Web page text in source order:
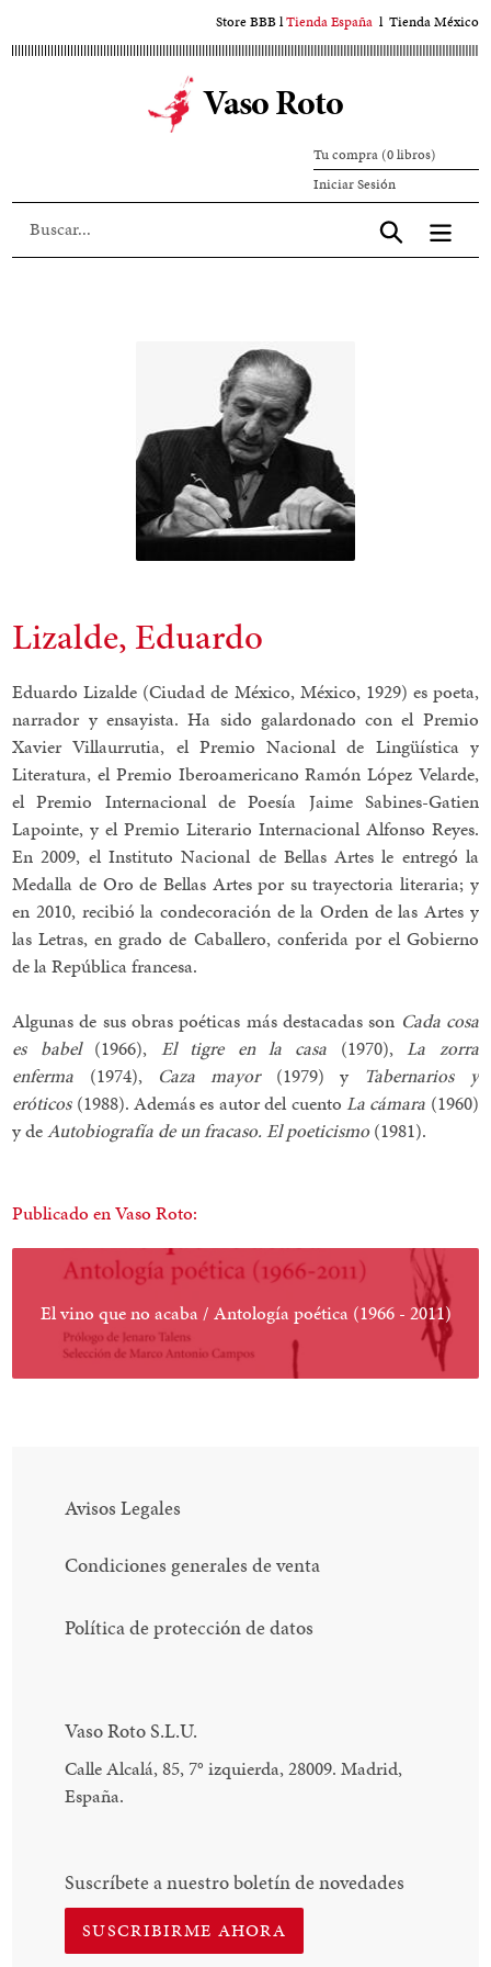
al
Store BBBlTienda España l Tienda México
Vaso Roto
Tu compra (0 libros)
Iniciar SesiónIniciar
sesión
Aceptar
Lizalde, Eduardo
Eduardo Lizalde (Ciudad de México, México, 1929) es poeta,
narrador y ensayista. Ha sido galardonado con el Premio
Xavier Villaurrutia, el Premio Nacional de Lingüística y
Literatura, el Premio Iberoamericano Ramón López Velarde,
el Premio Internacional de Poesía Jaime Sabines-Gatien
Lapointe, y el Premio Literario Internacional Alfonso Reyes.
En 2009, el Instituto Nacional de Bellas Artes le entregó la
Medalla de Oro de Bellas Artes por su trayectoria literaria; y
en 2010, recibió la condecoración de la Orden de las Artes y
las Letras, en grado de Caballero, conferida por el Gobierno
de la República francesa.
Algunas de sus obras poéticas más destacadas son Cada cosa
es babel(1966), El tigre en la casa (1970),La zorra
enferma (1974), Caza mayor(1979) y Tabernarios y
eróticos(1988). Además es autor del cuento La cámara (1960)
y deAutobiografía de un fracaso. El poeticismo(1981).
Publicado en Vaso Roto:
El vino que no acaba / Antología poética (1966 - 2011)
Avisos Legales
Condiciones generales de venta
Política de protección de datos
Vaso Roto S.L.U.
Calle Alcalá, 85, 7° izquierda, 28009. Madrid,
España.
Suscríbete a nuestro boletín de novedades
SUSCRIBIRME AHORA